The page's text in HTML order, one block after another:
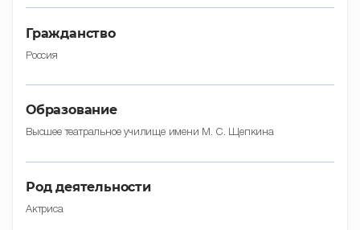
Гражданство
Россия
Образование
Высшее театральное училище имени М. С. Щепкина
Род деятельности
Актриса